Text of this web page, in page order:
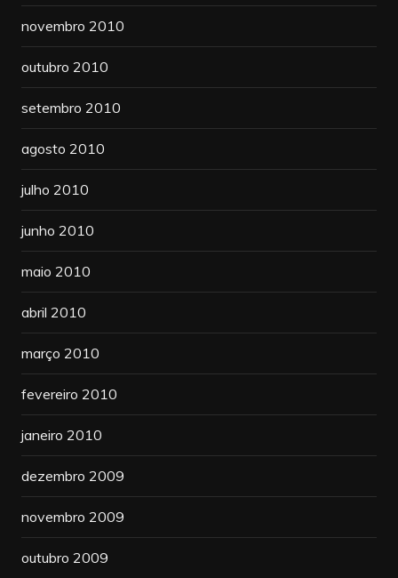
novembro 2010
outubro 2010
setembro 2010
agosto 2010
julho 2010
junho 2010
maio 2010
abril 2010
março 2010
fevereiro 2010
janeiro 2010
dezembro 2009
novembro 2009
outubro 2009